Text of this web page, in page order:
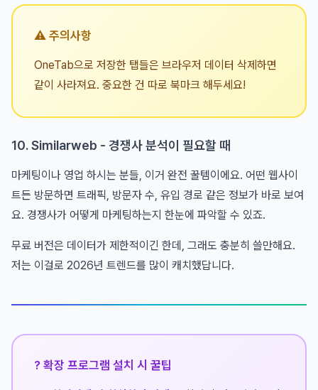
⚠️ 주의사항
OneTab으로 저장한 탭들은 브라우저 데이터 삭제하면
같이 사라져요. 중요한 건 따로 북마크 해두세요!
10. Similarweb - 경쟁사 분석이 필요할 때
마케팅이나 영업 하시는 분들, 이거 완전 꿀템이에요. 어떤 웹사이
트든 방문하면 트래픽, 방문자 수, 유입 경로 같은 정보가 바로 보여
요. 경쟁사가 어떻게 마케팅하는지 한눈에 파악할 수 있죠.
무료 버전은 데이터가 제한적이긴 한데, 그래도 충분히 쓸만해요.
저는 이걸로 2026년 트렌드를 많이 캐치했답니다.
? 확장 프로그램 설치 시 꿀팁